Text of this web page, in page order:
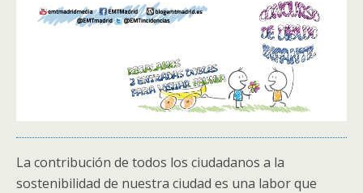
La contribución de todos los ciudadanos a la
sostenibilidad de nuestra ciudad es una labor que